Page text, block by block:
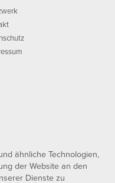
ähnliche Technologien,
der Website an den
Dienste zu